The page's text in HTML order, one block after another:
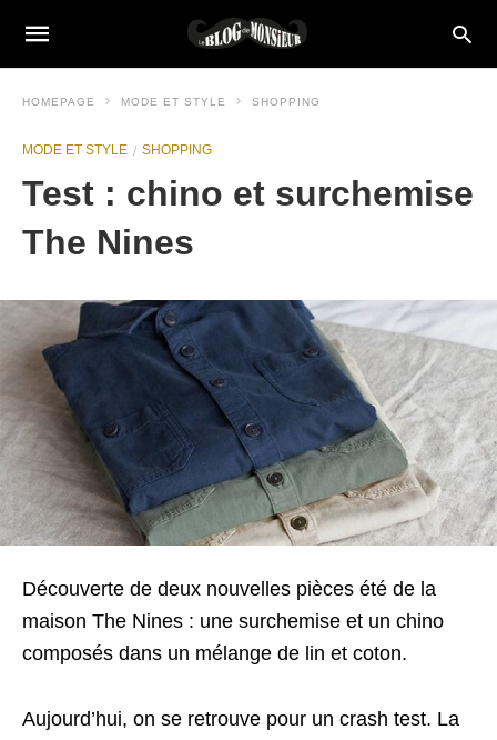
HOMEPAGE MODE ET STYLE SHOPPING
MODE ET STYLE SHOPPING
Test : chino et surchemise
The Nines
Découverte de deux nouvelles pièces été de la
maison The Nines : une surchemise et un chino
composés dans un mélange de lin et coton.
Aujourd’hui, on se retrouve pour un crash test. La